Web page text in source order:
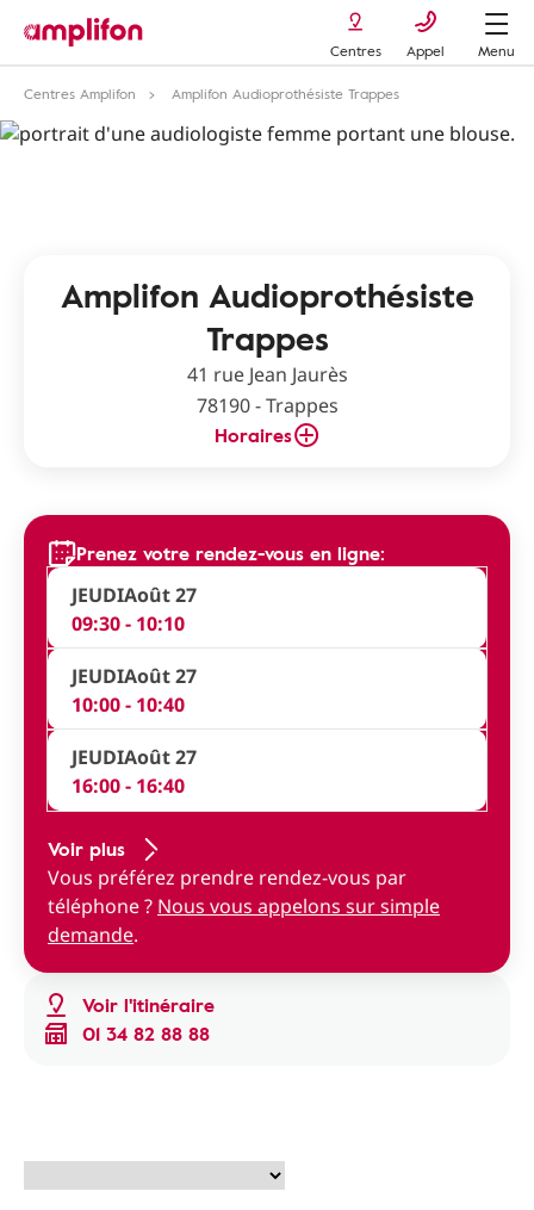
Centres Appel
Menu
Centres Amplifon
Amplifon Audioprothésiste Trappes
Amplifon Audioprothésiste
Trappes
41 rue Jean Jaurès
78190 - Trappes
Horaires
Voir l'itinéraire
01 34 82 88 88
Prenez votre rendez-vous en ligne:
JEUDIAoût 27
09:30 - 10:10
JEUDIAoût 27
10:00 - 10:40
JEUDIAoût 27
16:00 - 16:40
Voir plus
Vous préférez prendre rendez-vous par
téléphone ? Nous vous appelons sur simple
demande.